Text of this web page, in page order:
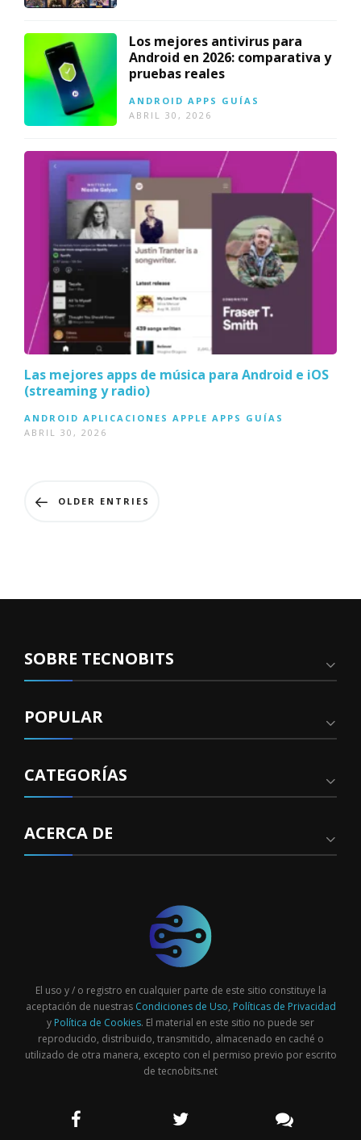
Los mejores antivirus para
Android en 2026: comparativa y
pruebas reales
ANDROID APPS GUÍAS
ABRIL 30, 2026
Las mejores apps de música para Android e iOS
(streaming y radio)
ANDROID APLICACIONES APPLE APPS GUÍAS
ABRIL 30, 2026
OLDER ENTRIES
SOBRE TECNOBITS
POPULAR
CATEGORÍAS
ACERCA DE
El uso y / o registro en cualquier parte de este sitio constituye la
aceptación de nuestras Condiciones de Uso, Políticas de Privacidad
y Política de Cookies. El material en este sitio no puede ser
reproducido, distribuido, transmitido, almacenado en caché o
utilizado de otra manera, excepto con el permiso previo por escrito
de tecnobits.net